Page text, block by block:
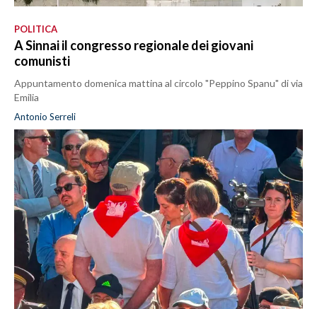
POLITICA
A Sinnai il congresso regionale dei giovani
comunisti
Appuntamento domenica mattina al circolo "Peppino Spanu" di via
Emilia
Antonio Serreli